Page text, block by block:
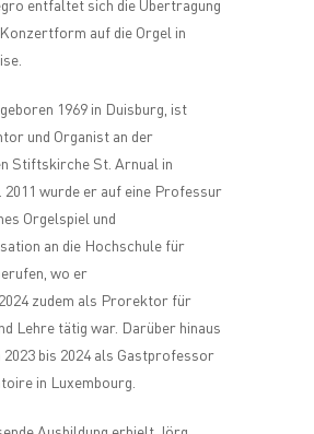
entfaltet sich die Übertragung
auf die Orgel in
1969 in Duisburg, ist
und Organist an der
Stiftskirche St. Arnual in
2011 wurde er auf eine Professur
Orgelspiel und
an die Hochschule für
wo er
zudem als Prorektor für
Lehre tätig war. Darüber hinaus
bis 2024 als Gastprofessor
in Luxembourg.